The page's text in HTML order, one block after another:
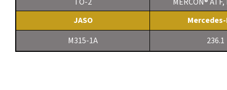
JASO
M315-1A
236.1